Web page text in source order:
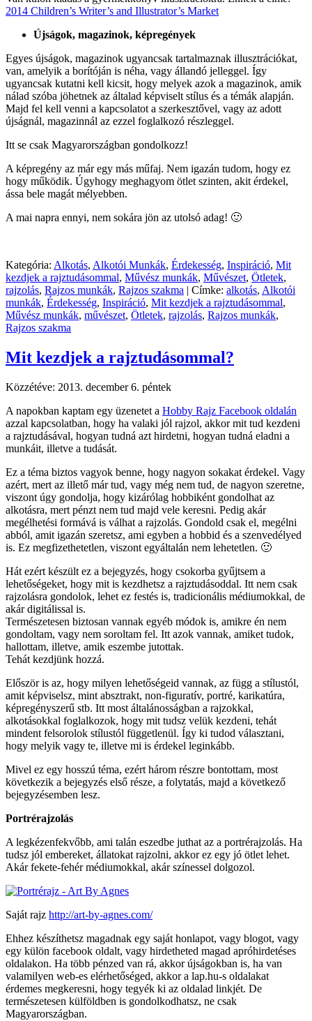
2014 Children’s Writer’s and Illustrator’s Market
Újságok, magazinok, képregények
Egyes újságok, magazinok ugyancsak tartalmaznak illusztrációkat,
van, amelyik a borítóján is néha, vagy állandó jelleggel. Így
ugyancsak kutatni kell kicsit, hogy melyek azok a magazinok, amik
nálad szóba jöhetnek az általad képviselt stílus és a témák alapján.
Majd fel kell venni a kapcsolatot a szerkesztővel, vagy az adott
újságnál, magazinnál az ezzel foglalkozó részleggel.
Itt se csak Magyarországban gondolkozz!
A képregény az már egy más műfaj. Nem igazán tudom, hogy ez
hogy működik. Úgyhogy meghagyom ötlet szinten, akit érdekel,
ássa bele magát mélyebben.
A mai napra ennyi, nem sokára jön az utolsó adag! 🙂
Kategória: Alkotás, Alkotói Munkák, Érdekesség, Inspiráció, Mit
kezdjek a rajztudásommal, Művész munkák, Művészet, Ötletek,
rajzolás, Rajzos munkák, Rajzos szakma | Címke: alkotás, Alkotói
munkák, Érdekesség, Inspiráció, Mit kezdjek a rajztudásommal,
Művész munkák, művészet, Ötletek, rajzolás, Rajzos munkák,
Rajzos szakma
Mit kezdjek a rajztudásommal?
Közzétéve: 2013. december 6. péntek
A napokban kaptam egy üzenetet a Hobby Rajz Facebook oldalán
azzal kapcsolatban, hogy ha valaki jól rajzol, akkor mit tud kezdeni
a rajztudásával, hogyan tudná azt hirdetni, hogyan tudná eladni a
munkáit, illetve a tudását.
Ez a téma biztos vagyok benne, hogy nagyon sokakat érdekel. Vagy
azért, mert az illető már tud, vagy még nem tud, de nagyon szeretne,
viszont úgy gondolja, hogy kizárólag hobbiként gondolhat az
alkotásra, mert pénzt nem tud majd vele keresni. Pedig akár
megélhetési formává is válhat a rajzolás. Gondold csak el, megélni
abból, amit igazán szeretsz, ami egyben a hobbid és a szenvedélyed
is. Ez megfizethetetlen, viszont egyáltalán nem lehetetlen. 🙂
Hát ezért készült ez a bejegyzés, hogy csokorba gyűjtsem a
lehetőségeket, hogy mit is kezdhetsz a rajztudásoddal. Itt nem csak
rajzolásra gondolok, lehet ez festés is, tradicionális médiumokkal, de
akár digitálissal is.
Természetesen biztosan vannak egyéb módok is, amikre én nem
gondoltam, vagy nem soroltam fel. Itt azok vannak, amiket tudok,
hallottam, illetve, amik eszembe jutottak.
Tehát kezdjünk hozzá.
Először is az, hogy milyen lehetőségeid vannak, az függ a stílustól,
amit képviselsz, mint absztrakt, non-figuratív, portré, karikatúra,
képregényszerű stb. Itt most általánosságban a rajzokkal,
alkotásokkal foglalkozok, hogy mit tudsz velük kezdeni, tehát
mindent felsorolok stílustól függetlenül. Így ki tudod választani,
hogy melyik vagy te, illetve mi is érdekel leginkább.
Mivel ez egy hosszú téma, ezért három részre bontottam, most
következik a bejegyzés első része, a folytatás, majd a következő
bejegyzésemben lesz.
Portrérajzolás
A legkézenfekvőbb, ami talán eszedbe juthat az a portrérajzolás. Ha
tudsz jól embereket, állatokat rajzolni, akkor ez egy jó ötlet lehet.
Akár fekete-fehér médiumokkal, akár színessel dolgozol.
Saját rajz http://art-by-agnes.com/
Ehhez készíthetsz magadnak egy saját honlapot, vagy blogot, vagy
egy külön facebook oldalt, vagy hirdetheted magad apróhirdetéses
oldalakon. Ha több pénzed van rá, akkor újságokban is, ha van
valamilyen web-es elérhetőséged, akkor a lap.hu-s oldalakat
érdemes megkeresni, hogy tegyék ki az oldalad linkjét. De
természetesen külföldben is gondolkodhatsz, ne csak
Magyarországban.